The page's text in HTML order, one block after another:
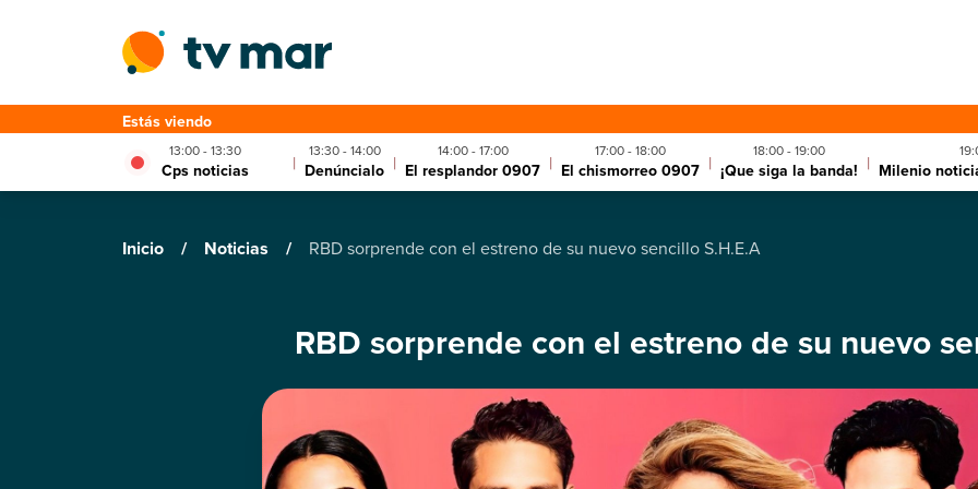
Estás viendo
13:00 - 13:30
Cps noticias | 13:30 - 14:00
Denúncialo | 14:00 - 17:00
El resplandor 0907 | 17:00 - 18:00
El chismorreo 0907 | 18:00 - 19:00
¡Que siga la banda! | Milenio
Inicio / Noticias / RBD sorprende con el estreno de su nuevo sencillo S.H.E.A
RBD sorprende con el estreno de su nuevo